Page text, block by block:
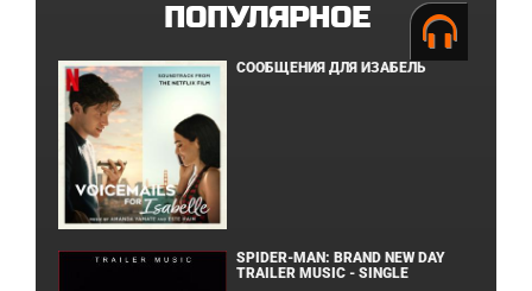
ПОПУЛЯРНОЕ
СООБЩЕНИЯ ДЛЯ ИЗАБЕЛЬ
SPIDER-MAN: BRAND NEW DAY
TRAILER MUSIC - SINGLE